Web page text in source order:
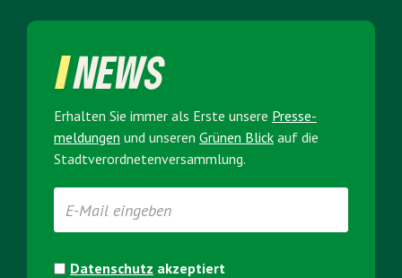
NEWS
Erhalten Sie immer als Erste unsere Presse­
meldungen und unseren Grünen Blick auf die
Stadt­verordneten­versammlung.
Datenschutz akzeptiert